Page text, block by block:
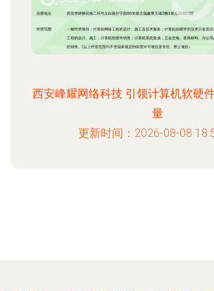
西安峰耀网络科技 引领计算机软硬
量
更新时间：2026-08-08